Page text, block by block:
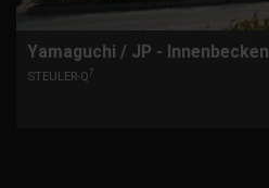
Yamaguchi / JP - Innenbecken
STEULER-Q7